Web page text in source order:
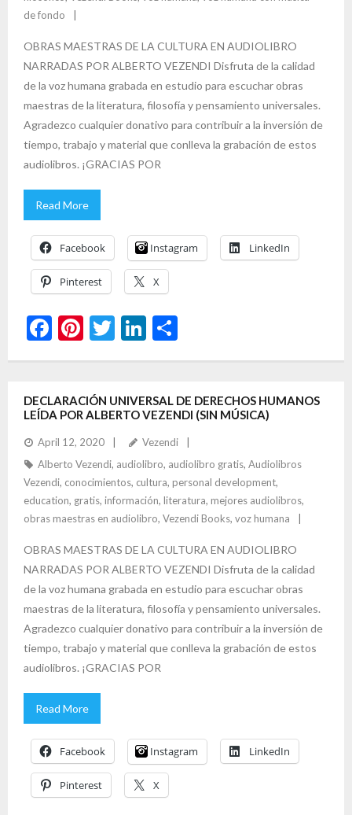
de fondo
OBRAS MAESTRAS DE LA CULTURA EN AUDIOLIBRO
NARRADAS POR ALBERTO VEZENDI Disfruta de la calidad
de la voz humana grabada en estudio para escuchar obras
maestras de la literatura, filosofía y pensamiento universales.
Agradezco cualquier donativo para contribuir a la inversión de
tiempo, trabajo y material que conlleva la grabación de estos
audiolibros. ¡GRACIAS POR
Read More
Facebook Instagram LinkedIn
Pinterest X
F
ac
b
o
o
k
Pi
nt
es
t
T
w
er
Li
n
dI
n
h
e
DECLARACIÓN UNIVERSAL DE DERECHOS HUMANOS
LEÍDA POR ALBERTO VEZENDI (SIN MÚSICA)
April 12, 2020
Vezendi
Alberto Vezendi, audiolibro, audiolibro gratis, Audiolibros
Vezendi, conocimientos, cultura, personal development,
education, gratis, información, literatura, mejores audiolibros,
obras maestras en audiolibro, Vezendi Books, voz humana
OBRAS MAESTRAS DE LA CULTURA EN AUDIOLIBRO
NARRADAS POR ALBERTO VEZENDI Disfruta de la calidad
de la voz humana grabada en estudio para escuchar obras
maestras de la literatura, filosofía y pensamiento universales.
Agradezco cualquier donativo para contribuir a la inversión de
tiempo, trabajo y material que conlleva la grabación de estos
audiolibros. ¡GRACIAS POR
Read More
Facebook Instagram LinkedIn
Pinterest X